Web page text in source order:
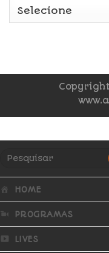
HOME
PROGRAMAS
LIVES